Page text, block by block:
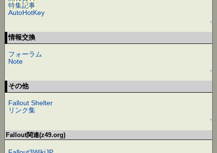
特集記事
AutoHotKey
↑
情報交換
フォーラム
Note
↑
その他
Fallout Shelter
リンク集
↑
Fallout関連(z49.org)